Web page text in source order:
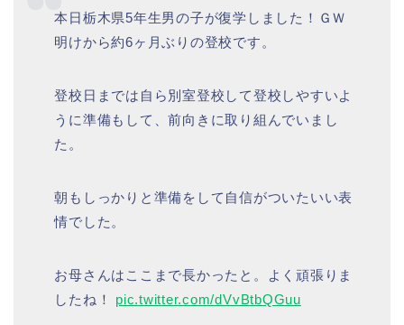
本日栃木県5年生男の子が復学しました！ＧＷ
明けから約6ヶ月ぶりの登校です。
登校日までは自ら別室登校して登校しやすいよ
うに準備もして、前向きに取り組んでいまし
た。
朝もしっかりと準備をして自信がついたいい表
情でした。
お母さんはここまで長かったと。よく頑張りま
したね！ pic.twitter.com/dVvBtbQGuu